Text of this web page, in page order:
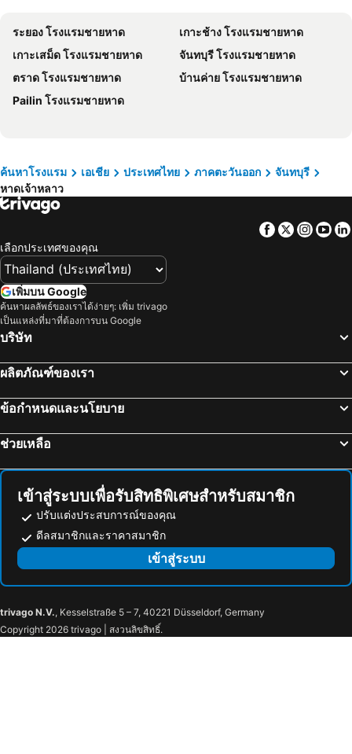
Burichan Resort
Al Medina Beach House
Baanimmsook Resort
Ban Nokhook New
The Peak Chanthaburi
Sansook Chaolao
Baan`akhkhnii-baan Auckanee
ระยอง โรงแรมชายหาด
เกาะช้าง โรงแรมชายหาด
เกาะเสม็ด โรงแรมชายหาด
จันทบุรี โรงแรมชายหาด
ตราด โรงแรมชายหาด
บ้านค่าย โรงแรมชายหาด
Pailin โรงแรมชายหาด
ค้นหาโรงแรม เอเชีย ประเทศไทย ภาคตะวันออก
จันทบุรี
หาดเจ้าหลาว
Facebook
Twitter
เลือกประเทศของคุณ
เพิ่มบน Google
ค้นหาผลลัพธ์ของเราได้ง่ายๆ: เพิ่ม trivago
เป็นแหล่งที่มาที่ต้องการบน Google
บริษัท
ผลิตภัณฑ์ของเรา
ข้อกำหนดและนโยบาย
ช่วยเหลือ
เข้าสู่ระบบเพื่อรับสิทธิพิเศษสำหรับสมาชิก
ปรับแต่งประสบการณ์ของคุณ
ดีลสมาชิกและราคาสมาชิก
เข้าสู่ระบบ
trivago N.V., Kesselstraße 5 – 7, 40221 Düsseldorf, Germany
Copyright 2026 trivago | สงวนลิขสิทธิ์.